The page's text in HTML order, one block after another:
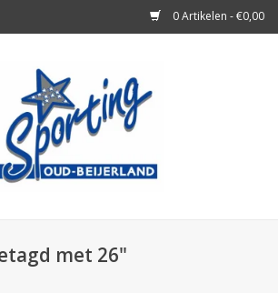
0 Artikelen - €0,00
met 26"